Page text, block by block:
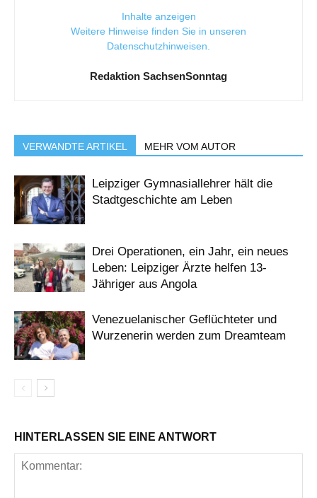
Inhalte anzeigen
Weitere Hinweise finden Sie in unseren
Datenschutzhinweisen
Redaktion SachsenSonntag
VERWANDTE ARTIKEL MEHR VOM AUTOR
Leipziger Gymnasiallehrer hält die
Stadtgeschichte am Leben
Drei Operationen, ein Jahr, ein neues
Leben: Leipziger Ärzte helfen 13-
Jähriger aus Angola
Venezuelanischer Geflüchteter und
Wurzenerin werden zum Dreamteam
HINTERLASSEN SIE EINE ANTWORT